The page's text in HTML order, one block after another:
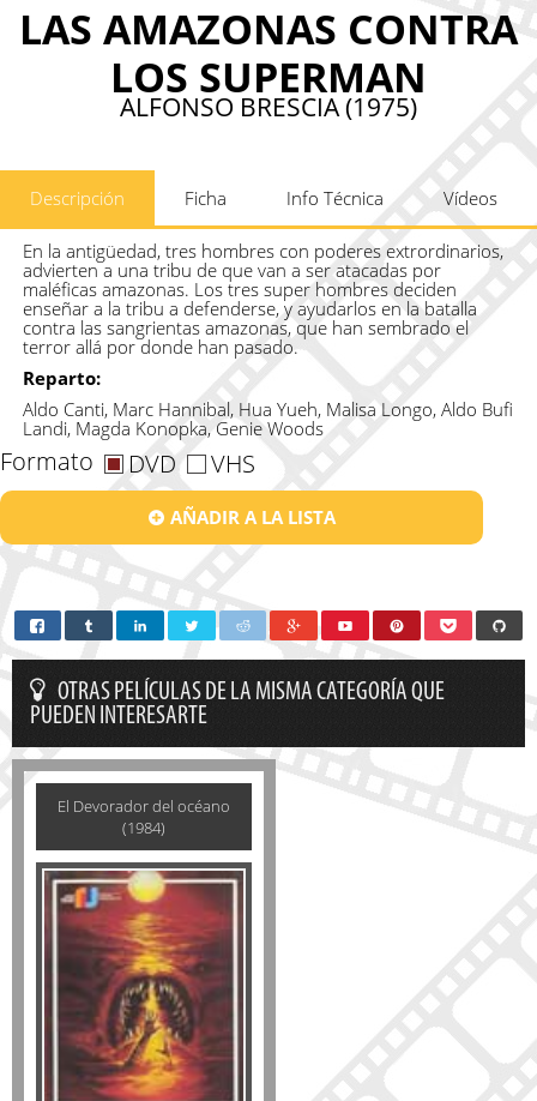
LAS AMAZONAS CONTRA
LOS SUPERMAN
ALFONSO BRESCIA (1975)
Descripción Ficha Info Técnica Vídeos
En la antigüedad, tres hombres con poderes extrordinarios,
advierten a una tribu de que van a ser atacadas por
maléficas amazonas. Los tres super hombres deciden
enseñar a la tribu a defenderse, y ayudarlos en la batalla
contra las sangrientas amazonas, que han sembrado el
terror allá por donde han pasado.
Reparto:
Aldo Canti, Marc Hannibal, Hua Yueh, Malisa Longo, Aldo Bufi
Landi, Magda Konopka, Genie Woods
Formato DVD VHS
AÑADIR A LA LISTA
OTRAS PELÍCULAS DE LA MISMA CATEGORÍA QUE
PUEDEN INTERESARTE
El Devorador del océano
(1984)